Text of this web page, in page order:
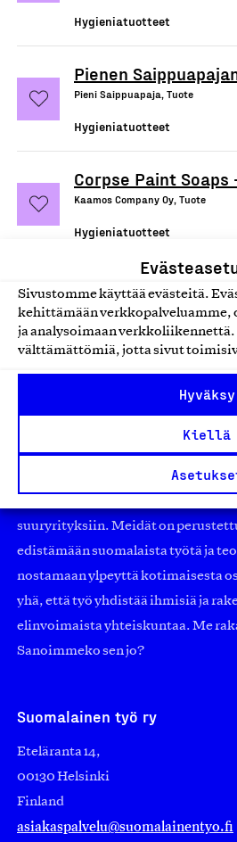
Sivustomme käyttää evästeitä.
kehittämään verkkopalveluamme,
ja analysoimaan verkkoliikennettä.
välttämättömiä, jotta sivut
Hyväksy
Kiellä
Hygieniatuotteet
Pienen
Pieni Saippuapaja, Tuote
Hygieniatuotteet
Corpse Paint
Kaamos Company Oy, Tuote
Hygieniatuotteet
työmarkkinajärjestöistä
Jäseninämme on koko
suuryrityksiin. Meidät on
edistämään suomalaista työtä ja
nostamaan ylpeyttä kotimaisesta
yhä, että työ yhdistää ihmisiä ja
elinvoimaista yhteiskuntaa. Me
Sanoimmeko sen jo?
Suomalainen työ ry
Eteläranta 14,
00130 Helsinki
Finland
asiakaspalvelu@suomalainentyo.fi